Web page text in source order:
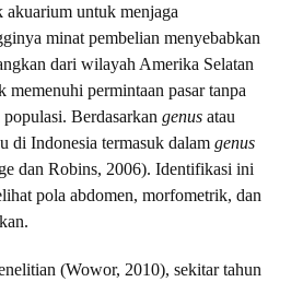
akuarium untuk menjaga
minat pembelian menyebabkan
dari wilayah Amerika Selatan
memenuhi permintaan pasar tanpa
Berdasarkan genus atau
di Indonesia termasuk dalam genus
dan Robins, 2006). Identifikasi ini
pola abdomen, morfometrik, dan
(Wowor, 2010), sekitar tahun